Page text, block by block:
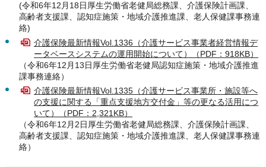
(令和6年12月18日厚生労働省老健局総務課、介護保険計画課、
高齢者支援課、認知症施策・地域介護推進課、老人保健課事務連
絡)
介護保険最新情報Vol.1336（介護サービス事業者経営情報デ
ータベースシステムの運用開始について）（PDF：918KB）
（令和6年12月13日厚生労働省老健局認知症施策・地域介護推進
課事務連絡）
介護保険最新情報Vol.1335（介護サービス事業所・施設等へ
の支援に関する「重点支援地方交付金」等の更なる活用につ
いて）（PDF：2,321KB）
（令和6年12月2日厚生労働省老健局総務課、介護保険計画課、
高齢者支援課、認知症施策・地域介護推進課、老人保健課事務連
絡）